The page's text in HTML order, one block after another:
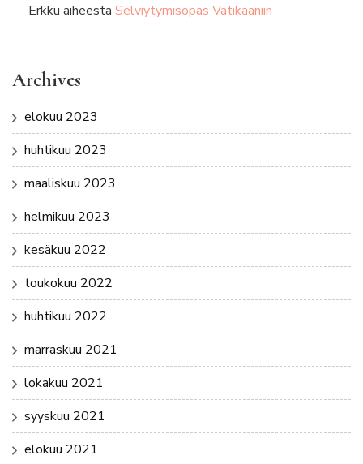
Erkku aiheesta Selviytymisopas Vatikaaniin
Archives
elokuu 2023
huhtikuu 2023
maaliskuu 2023
helmikuu 2023
kesäkuu 2022
toukokuu 2022
huhtikuu 2022
marraskuu 2021
lokakuu 2021
syyskuu 2021
elokuu 2021